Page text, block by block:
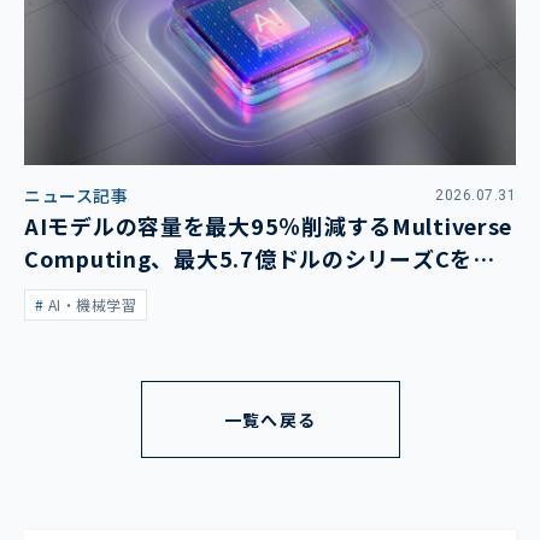
ニュース記事 2026.07.31
AIモデルの容量を最大95％削減するMultiverse
Computing、最大5.7億ドルのシリーズCを発
表AI・機械学習
一覧へ戻る